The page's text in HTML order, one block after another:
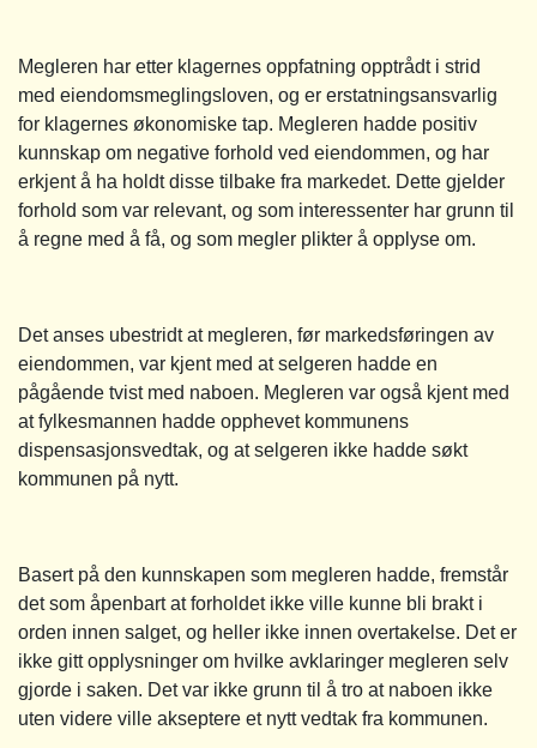
Megleren har etter klagernes oppfatning opptrådt i strid
med eiendomsmeglingsloven, og er erstatningsansvarlig
for klagernes økonomiske tap. Megleren hadde positiv
kunnskap om negative forhold ved eiendommen, og har
erkjent å ha holdt disse tilbake fra markedet. Dette gjelder
forhold som var relevant, og som interessenter har grunn til
å regne med å få, og som megler plikter å opplyse om.
Det anses ubestridt at megleren, før markedsføringen av
eiendommen, var kjent med at selgeren hadde en
pågående tvist med naboen. Megleren var også kjent med
at fylkesmannen hadde opphevet kommunens
dispensasjonsvedtak, og at selgeren ikke hadde søkt
kommunen på nytt.
Basert på den kunnskapen som megleren hadde, fremstår
det som åpenbart at forholdet ikke ville kunne bli brakt i
orden innen salget, og heller ikke innen overtakelse. Det er
ikke gitt opplysninger om hvilke avklaringer megleren selv
gjorde i saken. Det var ikke grunn til å tro at naboen ikke
uten videre ville akseptere et nytt vedtak fra kommunen.